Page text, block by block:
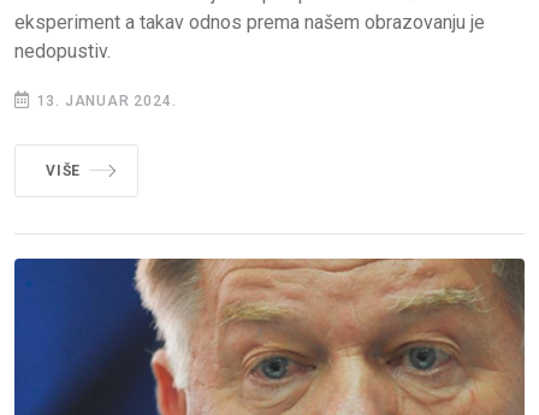
eksperiment a takav odnos prema našem obrazovanju je
nedopustiv.
13. JANUAR 2024.
VIŠE